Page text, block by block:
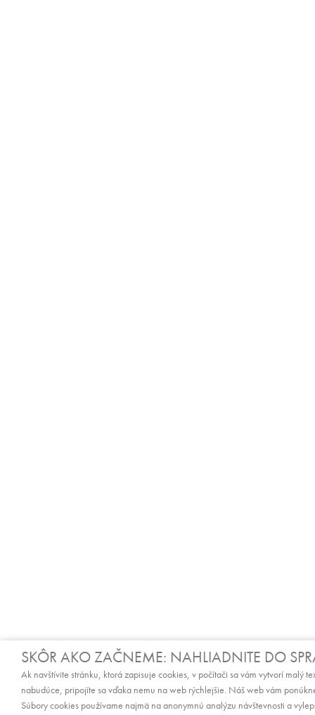
SKÔR AKO ZAČNEME: NAHLIADNITE DO
Ak navštívite stránku, ktorá zapisuje cookies, v počítači sa vám vytvorí malý
nabudúce, pripojíte sa vďaka nemu na web rýchlejšie. Náš web vám
Súbory cookies používame najmä na anonymnú analýzu návštevnosti a